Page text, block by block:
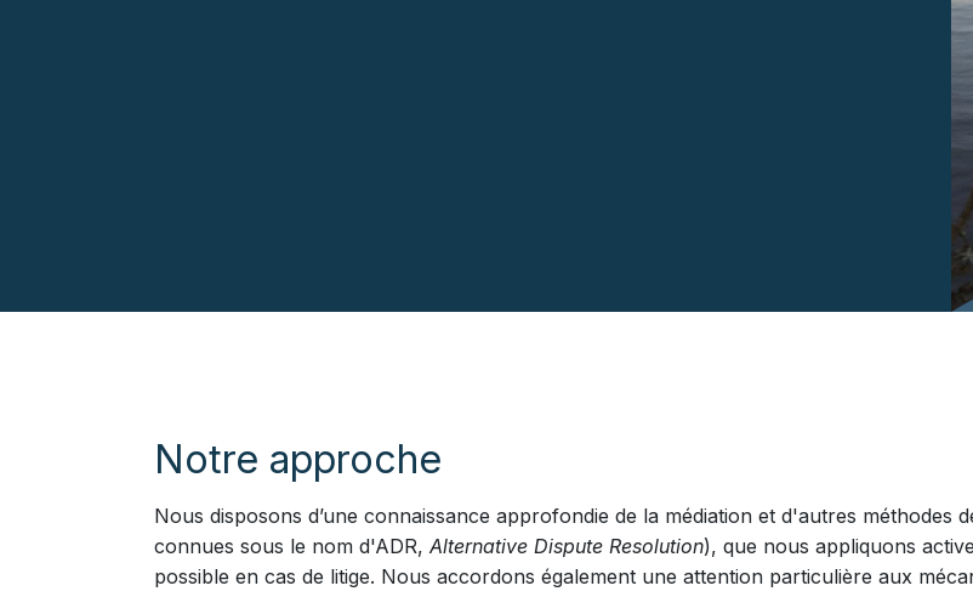
Notre approche
Nous disposons d’une connaissance approfondie de la médiation et d'autres méthodes
connues sous le nom d'ADR, Alternative Dispute Resolution), que nous appliquons
possible en cas de litige. Nous accordons également une attention particulière aux